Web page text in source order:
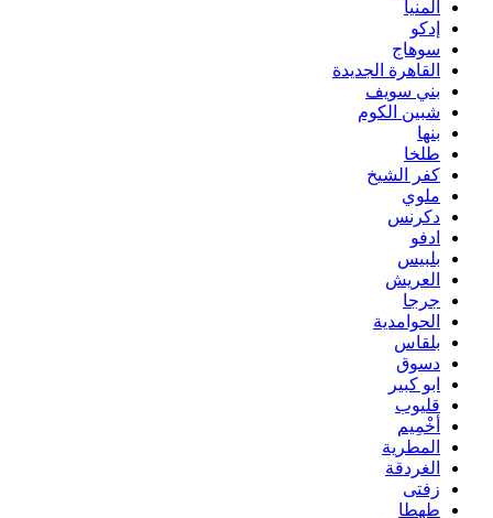
المنيا
إدكو
سوهاج
القاهرة الجديدة
بني سويف
شبين الكوم
بنها
طلخا
كفر الشيخ
ملوي
دكرنس
ادفو
بلبيس
العريش
جرجا
الحوامدية
بلقاس
دسوق
ابو كبير
قليوب
أخْمِيم
المطرية
الغردقة
زفتى
طهطا